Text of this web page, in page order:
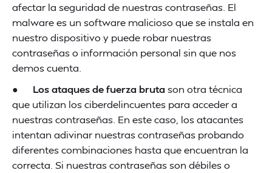
afectar la seguridad de nuestras contraseñas. El
malware es un software malicioso que se instala en
nuestro dispositivo y puede robar nuestras
contraseñas o información personal sin que nos
demos cuenta.
● Los ataques de fuerza bruta son otra técnica
que utilizan los ciberdelincuentes para acceder a
nuestras contraseñas. En este caso, los atacantes
intentan adivinar nuestras contraseñas probando
diferentes combinaciones hasta que encuentran la
correcta. Si nuestras contraseñas son débiles o